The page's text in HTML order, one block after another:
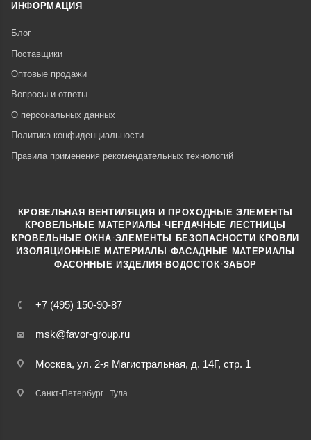
ИНФОРМАЦИЯ
Блог
Поставщики
Оптовые продажи
Вопросы и ответы
О персональных данных
Политика конфиденциальности
Правила применения рекомендательных технологий
+7 (495) 150-90-87
msk@favor-group.ru
Москва, ул. 2-я Магистральная, д. 14Г, стр. 1
Санкт-Петербург Тула
КРОВЕЛЬНАЯ ВЕНТИЛЯЦИЯ И ПРОХОДНЫЕ ЭЛЕМЕНТЫ
КРОВЕЛЬНЫЕ МАТЕРИАЛЫ ·ЧЕРДАЧНЫЕ ЛЕСТНИЦЫ
КРОВЕЛЬНЫЕ ОКНА ·ЭЛЕМЕНТЫ БЕЗОПАСНОСТИ КРОВЛИ
ИЗОЛЯЦИОННЫЕ МАТЕРИАЛЫ ·ФАСАДНЫЕ МАТЕРИАЛЫ
ФАСОННЫЕ ИЗДЕЛИЯ·ВОДОСТОК ·ЗАБОР